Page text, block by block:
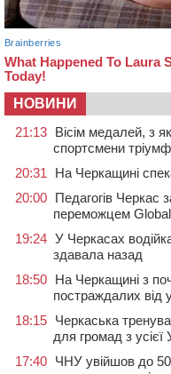
НОВИНИ
21:13 Вісім медалей, з
спортсмени
20:31
На Черкащині
20:00 Педагогів Черкас
переможцем
19:24 У Черкасах
здавала назад
18:50 На Черкащині з
постраждалих від
18:15 Черкаська
для громад з усієї
17:40 ЧНУ увійшов до 50